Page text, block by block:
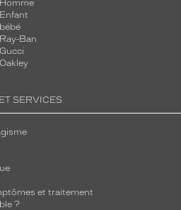
Ban
SERVICES
et traitement
?